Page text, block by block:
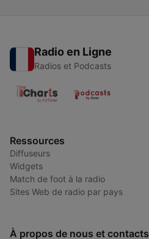
Radio en Ligne
Radios et Podcasts
Ressources
Diffuseurs
Widgets
Match de foot à la radio
Sites Web de radio par pays
À propos de nous et contacts